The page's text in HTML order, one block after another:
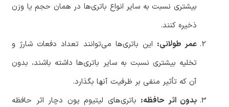
بیشتری نسبت به سایر انواع باتری‌ها در همان حجم یا وزن
ذخیره کنند.
عمر طولانی: این باتری‌ها می‌توانند تعداد دفعات شارژ و
تخلیه بیشتری نسبت به سایر باتری‌ها داشته باشند، بدون
آن که تأثیر منفی بر ظرفیت آنها بگذارد.
بدون اثر حافظه: باتری‌های لیتیوم یون دچار اثر حافظه